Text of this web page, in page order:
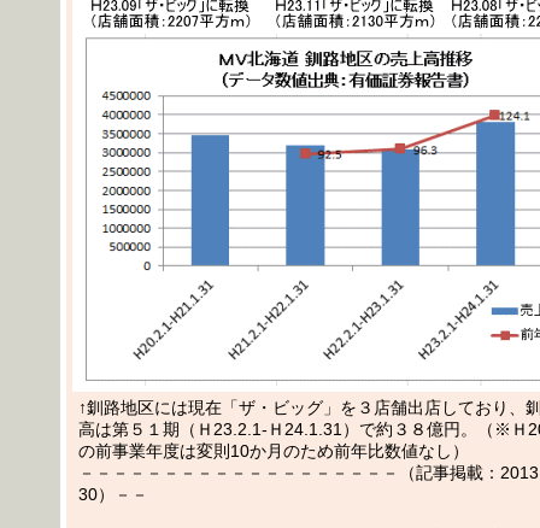
↑釧路地区には現在「ザ・ビッグ」を３店舗出店しており、
高は第５１期（Ｈ23.2.1-Ｈ24.1.31）で約３８億円。（※Ｈ
の前事業年度は変則10か月のため前年比数値なし）
－－－－－－－－－－－－－－－－－－－（記事掲載：
30）－－